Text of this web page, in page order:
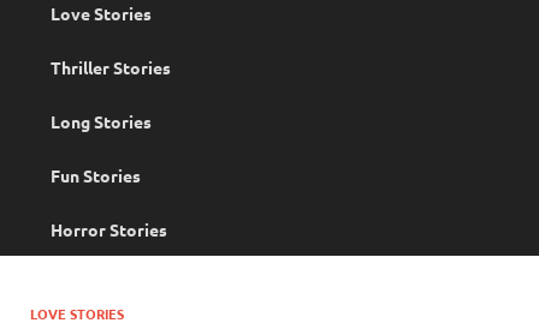
Love Stories
Thriller Stories
Long Stories
Fun Stories
Horror Stories
LOVE STORIES